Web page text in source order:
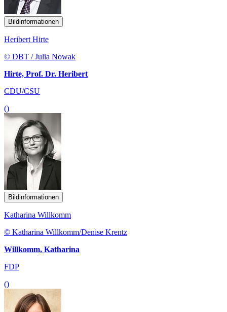
Bildinformationen
Heribert Hirte
© DBT / Julia Nowak
Hirte, Prof. Dr. Heribert
CDU/CSU
()
Bildinformationen
Katharina Willkomm
© Katharina Willkomm/Denise Krentz
Willkomm, Katharina
FDP
()